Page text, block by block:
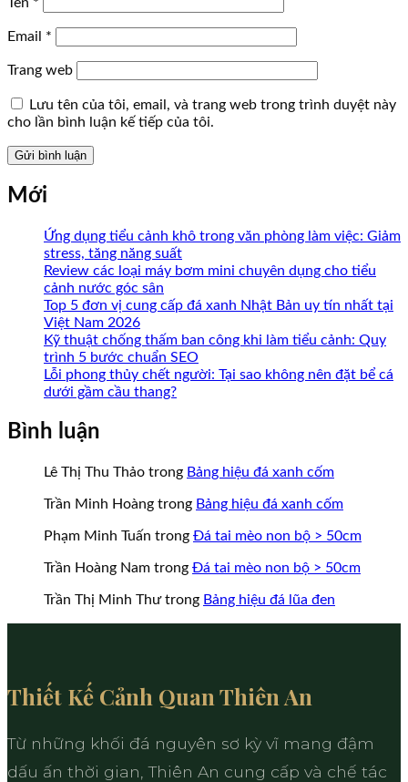
Tên *
Email *
Trang web
Lưu tên của tôi, email, và trang web trong trình duyệt này
cho lần bình luận kế tiếp của tôi.
Mới
Ứng dụng tiểu cảnh khô trong văn phòng làm việc: Giảm
stress, tăng năng suất
Review các loại máy bơm mini chuyên dụng cho tiểu
cảnh nước góc sân
Top 5 đơn vị cung cấp đá xanh Nhật Bản uy tín nhất tại
Việt Nam 2026
Kỹ thuật chống thấm ban công khi làm tiểu cảnh: Quy
trình 5 bước chuẩn SEO
Lỗi phong thủy chết người: Tại sao không nên đặt bể cá
dưới gầm cầu thang?
Bình luận
Lê Thị Thu Thảo trong Bảng hiệu đá xanh cốm
Trần Minh Hoàng trong Bảng hiệu đá xanh cốm
Phạm Minh Tuấn trong Đá tai mèo non bộ > 50cm
Trần Hoàng Nam trong Đá tai mèo non bộ > 50cm
Trần Thị Minh Thưtrong Bảng hiệu đá lũa đen
Thiết Kế Cảnh Quan Thiên An
Từ những khối đá nguyên sơ kỳ vĩ mang đậm
dấu ấn thời gian, Thiên An cung cấp và chế tác